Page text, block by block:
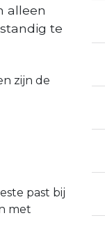
alleen
te
zijn de
past bij
met